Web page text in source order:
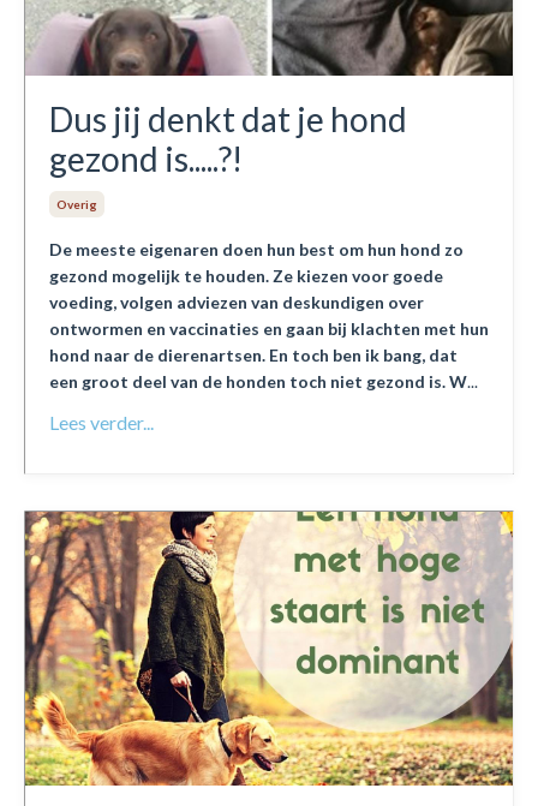
Dus jij denkt dat je hond
gezond is.....?!
Overig
De meeste eigenaren doen hun best om hun hond zo
gezond mogelijk te houden. Ze kiezen voor goede
voeding, volgen adviezen van deskundigen over
ontwormen en vaccinaties en gaan bij klachten met hun
hond naar de dierenartsen. En toch ben ik bang, dat
een groot deel van de honden toch niet gezond is. W...
Lees verder...